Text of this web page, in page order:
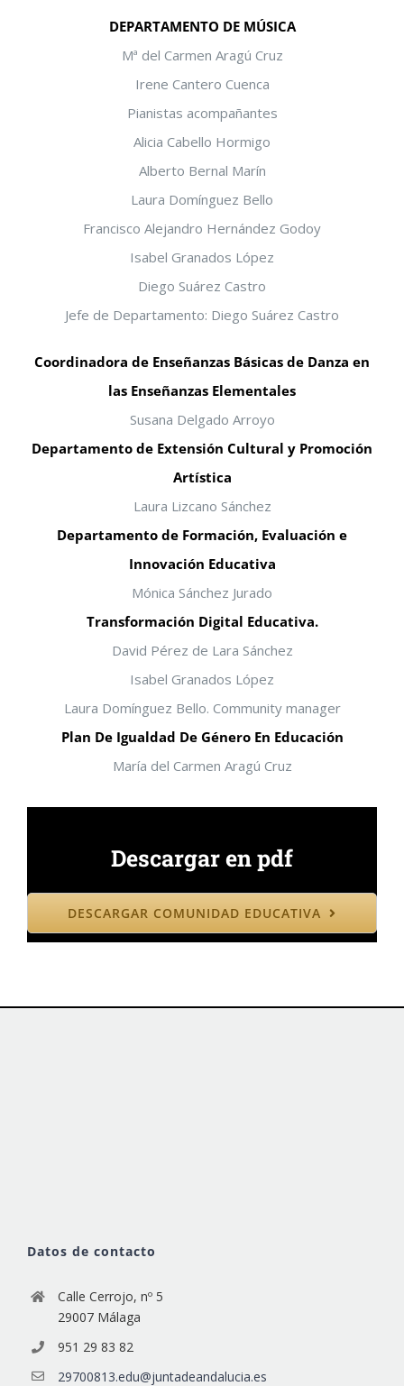
DEPARTAMENTO DE MÚSICA
Mª del Carmen Aragú Cruz
Irene Cantero Cuenca
Pianistas acompañantes
Alicia Cabello Hormigo
Alberto Bernal Marín
Laura Domínguez Bello
Francisco Alejandro Hernández Godoy
Isabel Granados López
Diego Suárez Castro
Jefe de Departamento: Diego Suárez Castro
Coordinadora de Enseñanzas Básicas de Danza en
las Enseñanzas Elementales
Susana Delgado Arroyo
Departamento de Extensión Cultural y Promoción
Artística
Laura Lizcano Sánchez
Departamento de Formación, Evaluación e
Innovación Educativa
Mónica Sánchez Jurado
Transformación Digital Educativa.
David Pérez de Lara Sánchez
Isabel Granados López
Laura Domínguez Bello. Community manager
Plan De Igualdad De Género En Educación
María del Carmen Aragú Cruz
Descargar en pdf
DESCARGAR COMUNIDAD EDUCATIVA
Datos de contacto
Calle Cerrojo, nº 5
29007 Málaga
951 29 83 82
29700813.edu@juntadeandalucia.es